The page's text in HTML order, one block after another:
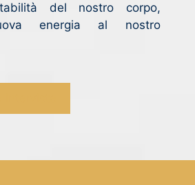
del nostro corpo,
energia al nostro